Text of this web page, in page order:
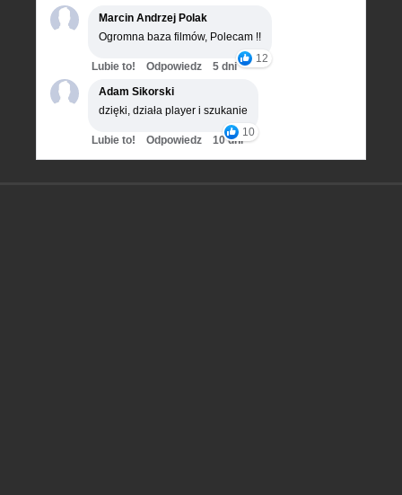
Marcin Andrzej Polak
Ogromna baza filmów, Polecam !!
12
Lubie to! Odpowiedz
5 dni
Adam Sikorski
dzięki, działa player i szukanie
10
Lubie to! Odpowiedz 10 dni